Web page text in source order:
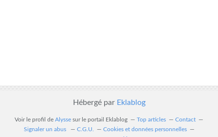
Hébergé par Eklablog
Voir le profil de Alysse sur le portail Eklablog Top articles
Contact
Signaler un abus
C.G.U.
Cookies et données personnelles